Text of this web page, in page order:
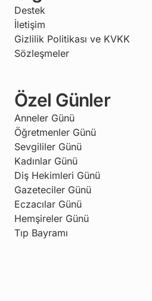
Destek
İletişim
Gizlilik Politikası ve KVKK
Sözleşmeler
Özel Günler
Anneler Günü
Öğretmenler Günü
Sevgililer Günü
Kadınlar Günü
Diş Hekimleri Günü
Gazeteciler Günü
Eczacılar Günü
Hemşireler Günü
Tıp Bayramı